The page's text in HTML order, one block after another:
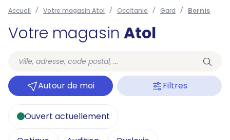
Accueil Votre magasin Atol Occitanie Gard Bernis
Votre magasin Atol
Autour de moi Filtres
Ouvert actuellement